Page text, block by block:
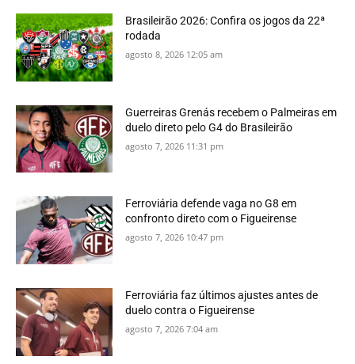
Brasileirão 2026: Confira os jogos da 22ª
rodada
agosto 8, 2026 12:05 am
Guerreiras Grenás recebem o Palmeiras em
duelo direto pelo G4 do Brasileirão
agosto 7, 2026 11:31 pm
Ferroviária defende vaga no G8 em
confronto direto com o Figueirense
agosto 7, 2026 10:47 pm
Ferroviária faz últimos ajustes antes de
duelo contra o Figueirense
agosto 7, 2026 7:04 am